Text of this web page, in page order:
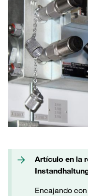
Artículo en la
Encajando